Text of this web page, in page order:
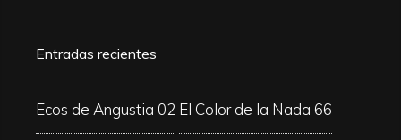
Entradas recientes
Ecos de Angustia 02 El Color de la Nada 66